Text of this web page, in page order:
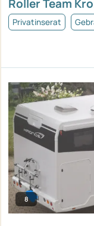
Roller Team
Privatinserat
8